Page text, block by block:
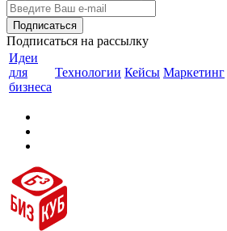
Подписаться на рассылку
Идеи
для
бизнеса
Технологии Кейсы Маркетинг